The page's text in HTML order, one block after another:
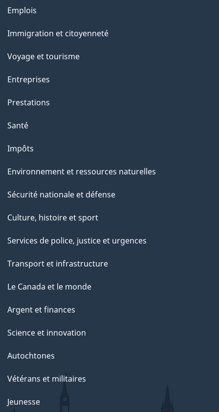
Thèmes
sujets
Emplois
Immigration et citoyenneté
Voyage et tourisme
Entreprises
Prestations
Santé
Impôts
Environnement et ressources naturelles
Sécurité nationale et défense
Culture, histoire et sport
Services de police, justice et urgences
Transport et infrastructure
Le Canada et le monde
Argent et finances
Science et innovation
Autochtones
Vétérans et militaires
Jeunesse